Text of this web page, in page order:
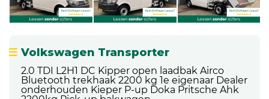
Volkswagen Transporter
2.0 TDI L2H1 DC Kipper open laadbak Airco
Bluetooth trekhaak 2200 kg 1e eigenaar Dealer
onderhouden Kieper P-up Doka Pritsche Ahk